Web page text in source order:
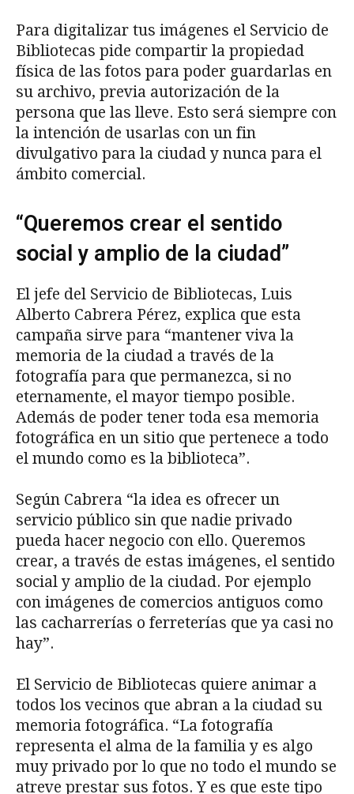
Para digitalizar tus imágenes el Servicio de
Bibliotecas pide compartir la propiedad
física de las fotos para poder guardarlas en
su archivo, previa autorización de la
persona que las lleve. Esto será siempre con
la intención de usarlas con un fin
divulgativo para la ciudad y nunca para el
ámbito comercial.
“Queremos crear el sentido
social y amplio de la ciudad”
El jefe del Servicio de Bibliotecas, Luis
Alberto Cabrera Pérez, explica que esta
campaña sirve para “mantener viva la
memoria de la ciudad a través de la
fotografía para que permanezca, si no
eternamente, el mayor tiempo posible.
Además de poder tener toda esa memoria
fotográfica en un sitio que pertenece a todo
el mundo como es la biblioteca”.
Según Cabrera “la idea es ofrecer un
servicio público sin que nadie privado
pueda hacer negocio con ello. Queremos
crear, a través de estas imágenes, el sentido
social y amplio de la ciudad. Por ejemplo
con imágenes de comercios antiguos como
las cacharrerías o ferreterías que ya casi no
hay”.
El Servicio de Bibliotecas quiere animar a
todos los vecinos que abran a la ciudad su
memoria fotográfica. “La fotografía
representa el alma de la familia y es algo
muy privado por lo que no todo el mundo se
atreve prestar sus fotos. Y es que este tipo